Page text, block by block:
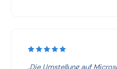
„Die Umstellung auf